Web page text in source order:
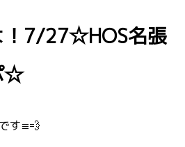
！7/27☆HOS名張
☆
す≡💨